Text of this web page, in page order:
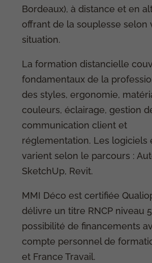
Bordeaux), à distance et en
offrant de la souplesse selon
situation.
La formation distancielle
fondamentaux de la
des styles, ergonomie,
couleurs, éclairage, gestion
communication client et
réglementation. Les logiciels
varient selon le parcours :
SketchUp, Revit.
MMI Déco est certifiée
délivre un titre RNCP niveau
possibilité de financements
compte personnel de
et France Travail.